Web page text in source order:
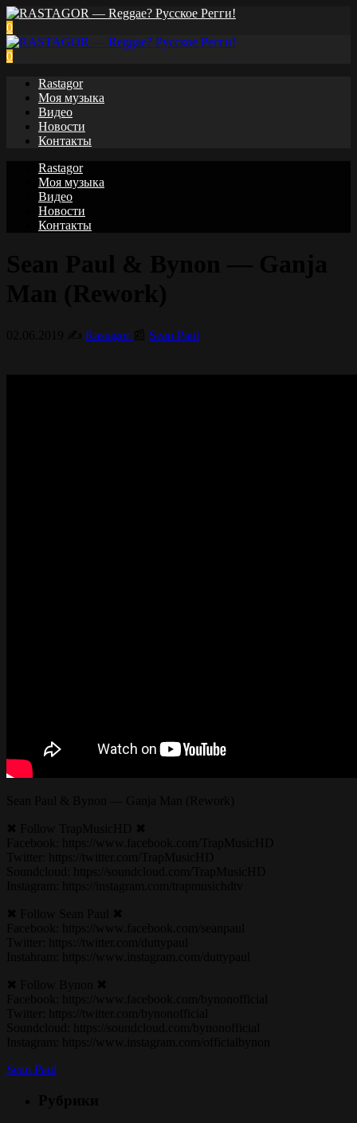
0
0
Rastagor
Моя музыка
Видео
Новости
Контакты
Rastagor
Моя музыка
Видео
Новости
Контакты
Rastagor Sean Paul
Sean Paul